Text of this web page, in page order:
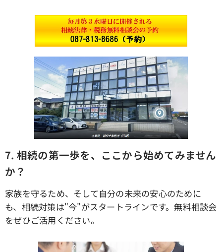
7. 相続の第一歩を、ここから始めてみません
か？
家族を守るため、そして自分の未来の安心のために
も、相続対策は"今"がスタートラインです。無料相談会
をぜひご活用ください。